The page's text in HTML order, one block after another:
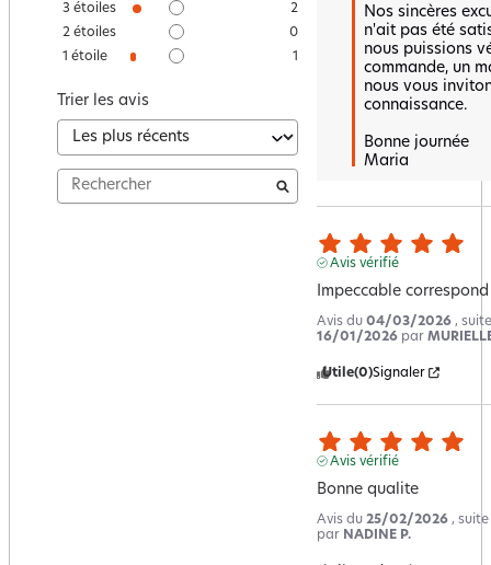
3 étoiles
2
2 étoiles
0
1 étoile 1
Trier les avis
Nos sincères
n'ait pas été
nous puissions
commande, un
nous vous
connaissance.
Bonne journée
Maria
Avis vérifié
Impeccable
Avis du 04/03/2026 ,
16/01/2026 par
Utile(0)Signaler
Avis vérifié
Bonne qualite
Avis du 25/02/2026 ,
par NADINE P.